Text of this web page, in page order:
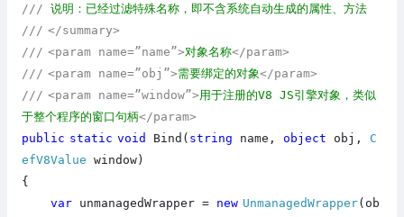
/// 说明：已经过滤特殊名称，即不含系统自动生成的属性、方法
/// </summary>
/// <param name=”name”>对象名称</param>
/// <param name=”obj”>需要绑定的对象</param>
/// <param name=”window”>用于注册的V8 JS引擎对象，类似
于整个程序的窗口句柄</param>
public static void Bind( string name, object obj, C
efV8Value window)
{
var unmanagedWrapper = new UnmanagedWrapper(ob